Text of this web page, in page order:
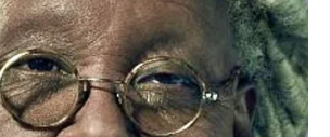
Vjerujem da će vam ove informacije